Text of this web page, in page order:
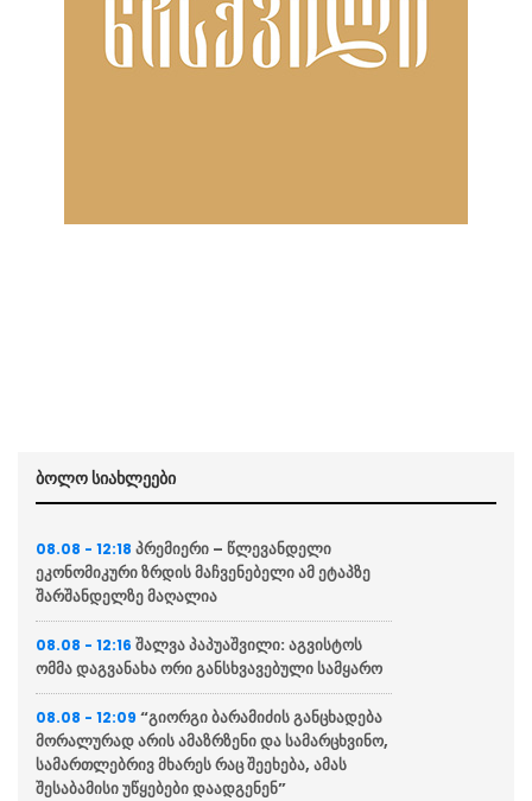
ბოლო სიახლეები
08.08 - 12:18 პრემიერი – წლევანდელი
ეკონომიკური ზრდის მაჩვენებელი ამ ეტაპზე
შარშანდელზე მაღალია
08.08 - 12:16 შალვა პაპუაშვილი: აგვისტოს
ომმა დაგვანახა ორი განსხვავებული სამყარო
08.08 - 12:09 “გიორგი ბარამიძის განცხადება
მორალურად არის ამაზრზენი და სამარცხვინო,
სამართლებრივ მხარეს რაც შეეხება, ამას
შესაბამისი უწყებები დაადგენენ”